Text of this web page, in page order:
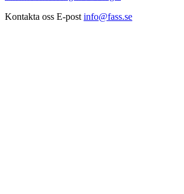
Kontakta oss E-post info@fass.se